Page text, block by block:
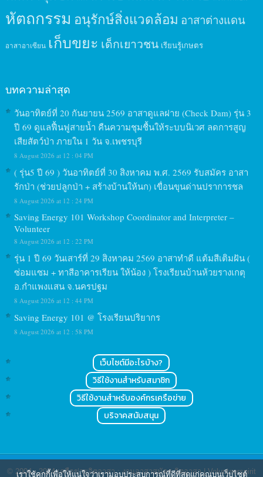
หัตถกรรม อนุรักษ์สิ่งแวดล้อม อาสาต่างแดน
อาสาอาเซียน เก็บขยะ เด็กเยาวชน เรียนรู้เกษตร
บทความล่าสุด
วันอาทิตย์ที่ 20 กันยายน 2569 อาสาดูแลฝาย (Check Dam) รุ่น 3
ปี 69 ดูแลฟื้นฟูสายน้ำ คืนความชุมชื้นให้ระบบนิเวศ ลดการสูญ
เสียสัตว์ป่า ภายใน 1 วัน จ.เพชรบุรี
8 August 2026 at 12 : 04 PM
( รุ่น5 ปี 69 ) วันอาทิตย์ที่ 30 สิงหาคม พ.ศ. 2569 รับสมัคร อาสา
รักป่า (ช่วยปลูกป่า + สร้างบ้านให้นก) เขื่อนขุนด่านปราการชล
8 August 2026 at 12 : 24 PM
Saving Energy 101 Workshop Coordinator and Interpreter –
Volunteer
8 August 2026 at 12 : 22 PM
รุ่น 1 ปี 69 วันเสาร์ที่ 29 สิงหาคม 2569 อาสาทำดี แต้มสีเติมฝัน (
ซ่อมแซม + ทาสีอาคารเรียน ให้น้อง ) โรงเรียนบ้านห้วยรางเกตุ
อ.กำแพงแสน จ.นครปฐม
8 August 2026 at 12 : 44 PM
Saving Energy 101 @ โรงเรียนปริยากร
8 August 2026 at 12 : 58 PM
เว็บไซต์มีอะไรบ้าง?
วิธีใช้งานสำหรับสมาชิก
วิธีใช้งานสำหรับองค์กรเครือข่าย
บริจาคสนับสนุน
© 2004 - 2024เครือข่ายจิตอาสา : งานอาสาสมัคร จิตอาสา | Volunteerspirit
เราใช้คุกกี้เพื่อให้แน่ใจว่าเรามอบประสบการณ์ที่ดีที่สุดแก่คุณบนเว็บไซต์